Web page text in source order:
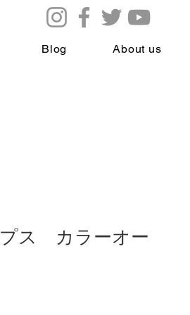
Blog About us
ス カラーオー